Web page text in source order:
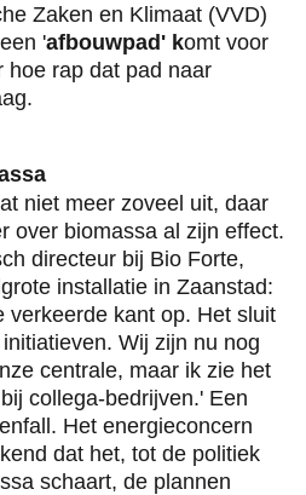
Zaken en Klimaat (VVD)
'afbouwpad' komt voor
hoe rap dat pad naar
niet meer zoveel uit, daar
over biomassa al zijn effect.
directeur bij Bio Forte,
installatie in Zaanstad:
verkeerde kant op. Het sluit
Wij zijn nu nog
centrale, maar ik zie het
collega-bedrijven.' Een
Het energieconcern
dat het, tot de politiek
schaart, de plannen